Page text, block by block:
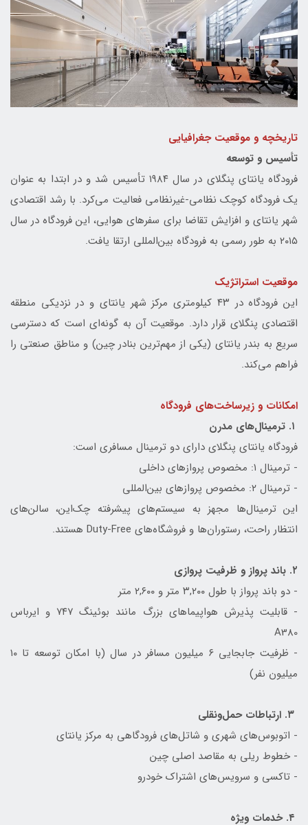
تاریخچه و موقعیت جغرافیایی
تأسیس و توسعه
فرودگاه یانتای پنگلای در سال ۱۹۸۴ تأسیس شد و در ابتدا به عنوان
یک فرودگاه کوچک نظامی-غیرنظامی فعالیت می‌کرد. با رشد اقتصادی
شهر یانتای و افزایش تقاضا برای سفرهای هوایی، این فرودگاه در سال
۲۰۱۵ به طور رسمی به فرودگاه بین‌المللی ارتقا یافت.
موقعیت استراتژیک
این فرودگاه در ۴۳ کیلومتری مرکز شهر یانتای و در نزدیکی منطقه
اقتصادی پنگلای قرار دارد. موقعیت آن به گونه‌ای است که دسترسی
سریع به بندر یانتای (یکی از مهم‌ترین بنادر چین) و مناطق صنعتی را
فراهم می‌کند.
امکانات و زیرساخت‌های فرودگاه
فرودگاه یانتای پنگلای دارای دو ترمینال مسافری است:
- ترمینال ۱: مخصوص پروازهای داخلی
- ترمینال ۲: مخصوص پروازهای بین‌المللی
این ترمینال‌ها مجهز به سیستم‌های پیشرفته چک‌این، سالن‌های
انتظار راحت، رستوران‌ها و فروشگاه‌های Duty-Free هستند.
۲. باند پرواز و ظرفیت پروازی
- دو باند پرواز با طول ۳,۲۰۰ متر و ۲,۶۰۰ متر
- قابلیت پذیرش هواپیماهای بزرگ مانند بوئینگ ۷۴۷ و ایرباس
A380
- ظرفیت جابجایی ۶ میلیون مسافر در سال (با امکان توسعه تا ۱۰
میلیون نفر)
- اتوبوس‌های شهری و شاتل‌های فرودگاهی به مرکز یانتای
- خطوط ریلی به مقاصد اصلی چین
- تاکسی و سرویس‌های اشتراک خودرو